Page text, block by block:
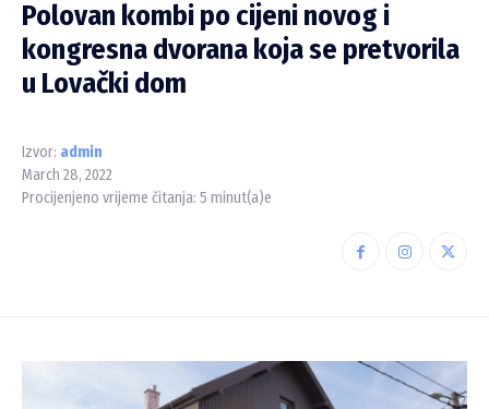
Polovan kombi po cijeni novog i
kongresna dvorana koja se pretvorila
u Lovački dom
Izvor: admin
March 28, 2022
Procijenjeno vrijeme čitanja: 5 minut(a)e